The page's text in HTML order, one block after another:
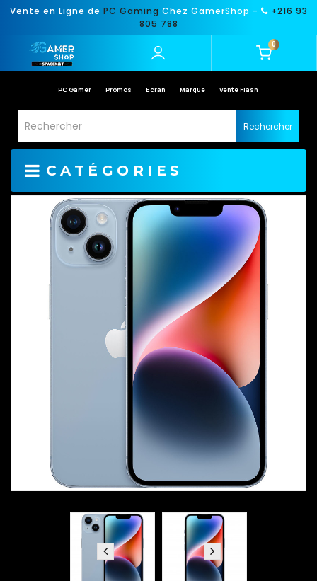
Vente en Ligne de PC Gaming Chez GamerShop -
+216 93
805 788
0
PC Gamer Promos Ecran Marque Vente Flash
Rechercher
CATÉGORIES